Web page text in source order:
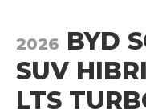
2026 BYD
SUV
LTS